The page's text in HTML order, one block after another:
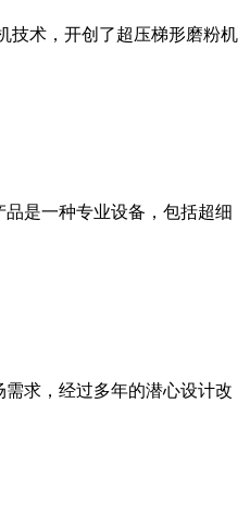
技术，开创了超压梯形磨粉机
是一种专业设备，包括超细
求，经过多年的潜心设计改